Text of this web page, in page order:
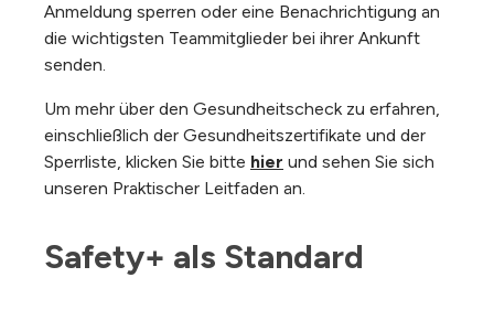
Anmeldung sperren oder eine Benachrichtigung an
die wichtigsten Teammitglieder bei ihrer Ankunft
senden.
Um mehr über den Gesundheitscheck zu erfahren,
einschließlich der Gesundheitszertifikate und der
Sperrliste, klicken Sie bitte hier und sehen Sie sich
unseren Praktischer Leitfaden an.
Safety+ als Standard